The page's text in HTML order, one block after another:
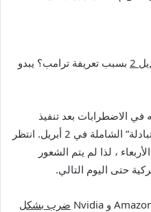
2
بسبب تعريفة ترامب؟ يبدو
في الاضطرابات بعد تنفيذ
الرئيس دونالد ترامب للتعريفة “المتبادلة” الشاملة في 2 أبريل. انتظر
، لذا لم يتم الشعور
حتى اليوم التالي.
ضرب بشكل